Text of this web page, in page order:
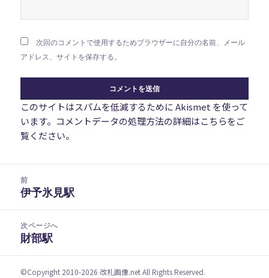
次回のコメントで使用するためブラウザーに自分の名前、メール
アドレス、サイトを保存する。
このサイトはスパムを低減するために Akismet を使って
います。 コメントデータの処理方法の詳細はこちらをご
覧ください。
前
前
投
稿:
伊予氷見駅
次ページへ
次
投
財部駅
©Copyright 2010-2026改札画像.netAll Rights Reserved.